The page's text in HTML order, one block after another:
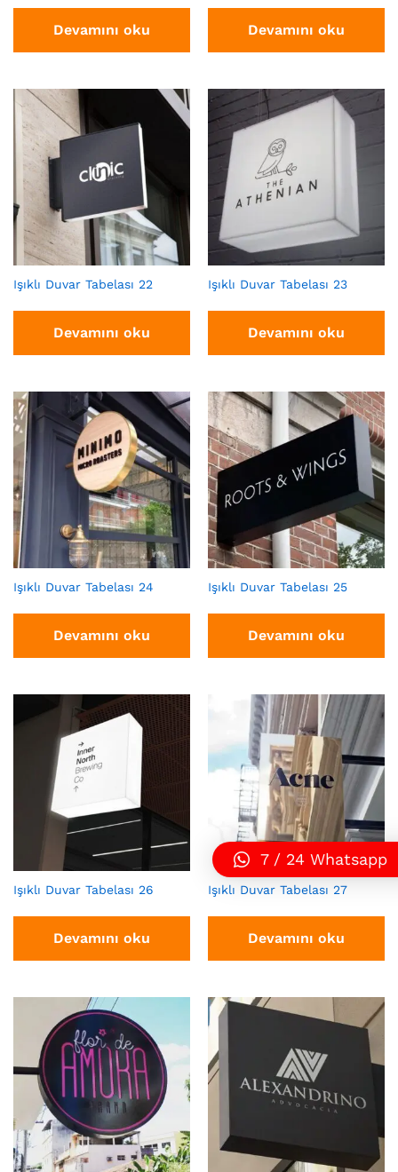
Devamını oku Devamını oku
Işıklı Duvar Tabelası 22
Devamını oku
Işıklı Duvar Tabelası 23
Devamını oku
Işıklı Duvar Tabelası 24
Devamını oku
Işıklı Duvar Tabelası 25
Devamını oku
Işıklı Duvar Tabelası 26
Devamını oku
Işıklı Duvar Tabelası 27
Devamını oku
7 / 24 Whatsapp